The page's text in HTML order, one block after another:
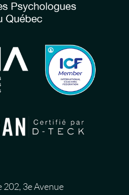
202, 3e Avenue